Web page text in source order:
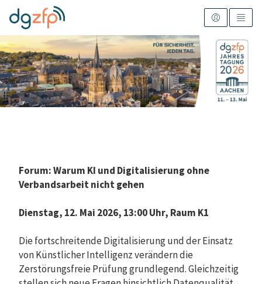
Forum:Warum KI und Digitalisierung ohne
Verbandsarbeit nicht gehen
Dienstag, 12. Mai 2026, 13:00 Uhr, Raum K1
Die fortschreitende Digitalisierung und der Einsatz
von Künstlicher Intelligenz verändern die
Zerstörungsfreie Prüfung grundlegend. Gleichzeitig